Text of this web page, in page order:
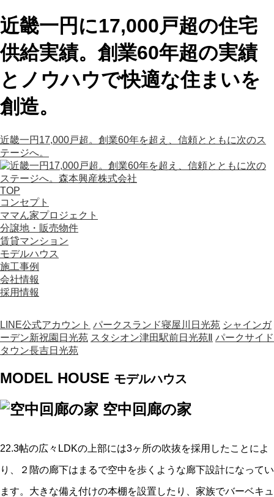
近畿一円に17,000戸超の住宅
供給実績。創業60年超の実績
とノウハウで快適な住まいを
創造。
近畿一円17,000戸超。創業60年を超え、信頼とともに次のス
テージへ。
TOP
コンセプト
ママん家プロジェクト
分譲地・販売物件
賃貸マンション
モデルハウス
施工事例
会社情報
採用情報
LINE公式アカウント パークスランド寝屋川日光苑 シャインガ
ーデン新祝園日光苑 スタシオン津田駅前日光苑Ⅱ
パークサイド
タウン長吉日光苑
MODEL HOUSE モデルハウス
空中回廊の家
22.3帖の広々LDKの上部には3ヶ所の吹抜を採用したことによ
り、２階の廊下はまるで空中を歩くような廊下設計になってい
ます。大きな備え付けの本棚を設置したり、家族でバーベキュ